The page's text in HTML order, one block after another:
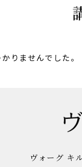
りませんでした。
ヴォーグ キ